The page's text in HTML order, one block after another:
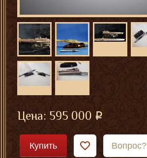
Цена:595 000
Купить Вопрос?